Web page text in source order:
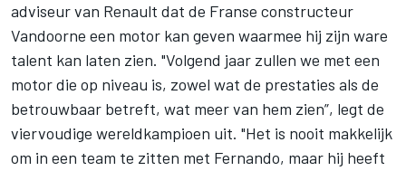
adviseur van Renault dat de Franse constructeur
Vandoorne een motor kan geven waarmee hij zijn ware
talent kan laten zien. "Volgend jaar zullen we met een
motor die op niveau is, zowel wat de prestaties als de
betrouwbaar betreft, wat meer van hem zien”, legt de
viervoudige wereldkampioen uit. "Het is nooit makkelijk
om in een team te zitten met Fernando, maar hij heeft